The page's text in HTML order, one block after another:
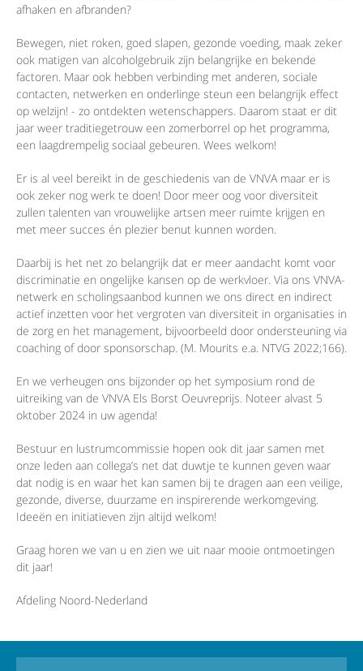
afhaken en afbranden?
Bewegen, niet roken, goed slapen, gezonde voeding, maak zeker
ook matigen van alcoholgebruik zijn belangrijke en bekende
factoren. Maar ook hebben verbinding met anderen, sociale
contacten, netwerken en onderlinge steun een belangrijk effect
op welzijn! - zo ontdekten wetenschappers. Daarom staat er dit
jaar weer traditiegetrouw een zomerborrel op het programma,
een laagdrempelig sociaal gebeuren. Wees welkom!
Er is al veel bereikt in de geschiedenis van de VNVA maar er is
ook zeker nog werk te doen! Door meer oog voor diversiteit
zullen talenten van vrouwelijke artsen meer ruimte krijgen en
met meer succes én plezier benut kunnen worden.
Daarbij is het net zo belangrijk dat er meer aandacht komt voor
discriminatie en ongelijke kansen op de werkvloer. Via ons VNVA-
netwerk en scholingsaanbod kunnen we ons direct en indirect
actief inzetten voor het vergroten van diversiteit in organisaties in
de zorg en het management, bijvoorbeeld door ondersteuning via
coaching of door sponsorschap. (M. Mourits e.a. NTVG 2022;166).
En we verheugen ons bijzonder op het symposium rond de
uitreiking van de VNVA Els Borst Oeuvreprijs. Noteer alvast 5
oktober 2024 in uw agenda!
Bestuur en lustrumcommissie hopen ook dit jaar samen met
onze leden aan collega’s net dat duwtje te kunnen geven waar
dat nodig is en waar het kan samen bij te dragen aan een veilige,
gezonde, diverse, duurzame en inspirerende werkomgeving.
Ideeën en initiatieven zijn altijd welkom!
Graag horen we van u en zien we uit naar mooie ontmoetingen
dit jaar!
Afdeling Noord-Nederland